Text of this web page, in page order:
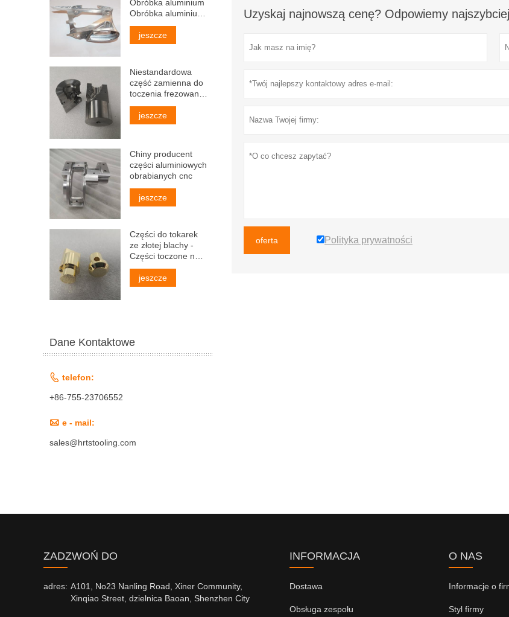
Uzyskaj najnowszą cenę? Odpowiemy
oferta Polityka prywatności
Obróbka aluminium
Obróbka aluminium
CNC
jeszcze
Niestandardowa
część zamienna do
toczenia frezowania
ze stali cnc
jeszcze
Chiny producent
części aluminiowych
obrabianych cnc
jeszcze
Części do tokarek
ze złotej blachy -
Części toczone na
zamówienie
jeszcze
Dane Kontaktowe
 telefon:
+86-755-23706552
 e - mail:
sales@hrtstooling.com
ZADZWOŃ DO
adres: A101, No23 Nanling Road, Xiner Community,
Xinqiao Street, dzielnica Baoan, Shenzhen City
INFORMACJA
Dostawa
Obsługa zespołu
O NAS
Informacje o
Styl firmy